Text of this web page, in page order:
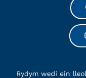
Rydym wedi ein